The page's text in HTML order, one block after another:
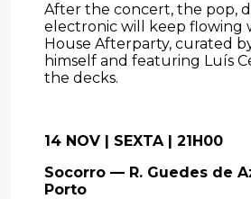
After the concert, the pop,
electronic will keep flowing
House Afterparty, curated
himself and featuring Luís
the decks.
14 NOV | SEXTA | 21H00
Socorro — R. Guedes de
Porto